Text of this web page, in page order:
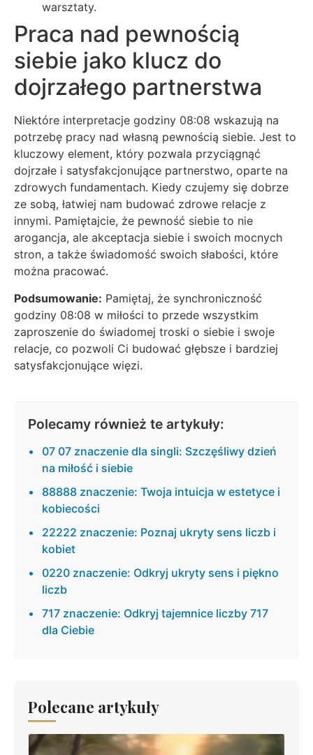
warsztaty.
Praca nad pewnością
siebie jako klucz do
dojrzałego partnerstwa
Niektóre interpretacje godziny 08:08 wskazują na
potrzebę pracy nad własną pewnością siebie. Jest to
kluczowy element, który pozwala przyciągnąć
dojrzałe i satysfakcjonujące partnerstwo, oparte na
zdrowych fundamentach. Kiedy czujemy się dobrze
ze sobą, łatwiej nam budować zdrowe relacje z
innymi. Pamiętajcie, że pewność siebie to nie
arogancja, ale akceptacja siebie i swoich mocnych
stron, a także świadomość swoich słabości, które
można pracować.
Podsumowanie: Pamiętaj, że synchroniczność
godziny 08:08 w miłości to przede wszystkim
zaproszenie do świadomej troski o siebie i swoje
relacje, co pozwoli Ci budować głębsze i bardziej
satysfakcjonujące więzi.
Polecamy również te artykuły:
07 07 znaczenie dla singli: Szczęśliwy dzień
na miłość i siebie
88888 znaczenie: Twoja intuicja w estetyce i
kobiecości
22222 znaczenie: Poznaj ukryty sens liczb i
kobiet
0220 znaczenie: Odkryj ukryty sens i piękno
liczb
717 znaczenie: Odkryj tajemnice liczby 717
dla Ciebie
Polecane artykuły